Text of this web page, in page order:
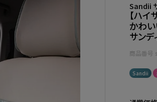
Sandii
【ハ
かわ
サンデ
商品番号
Sandii